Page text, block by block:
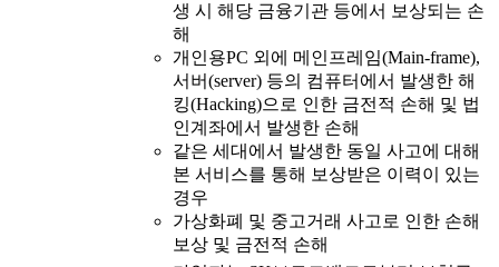
생 시 해당 금융기관 등에서 보상되는 손
해
개인용PC 외에 메인프레임(Main-frame),
서버(server) 등의 컴퓨터에서 발생한 해
킹(Hacking)으로 인한 금전적 손해 및 법
인계좌에서 발생한 손해
같은 세대에서 발생한 동일 사고에 대해
본 서비스를 통해 보상받은 이력이 있는
경우
가상화폐 및 중고거래 사고로 인한 손해
보상 및 금전적 손해